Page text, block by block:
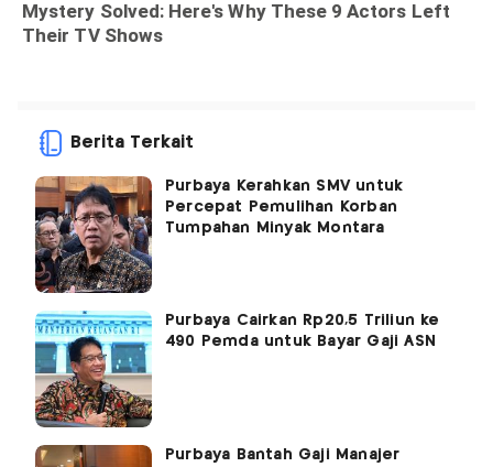
Berita Terkait
Purbaya Kerahkan SMV untuk
Percepat Pemulihan Korban
Tumpahan Minyak Montara
Purbaya Cairkan Rp20,5 Triliun ke
490 Pemda untuk Bayar Gaji ASN
Purbaya Bantah Gaji Manajer